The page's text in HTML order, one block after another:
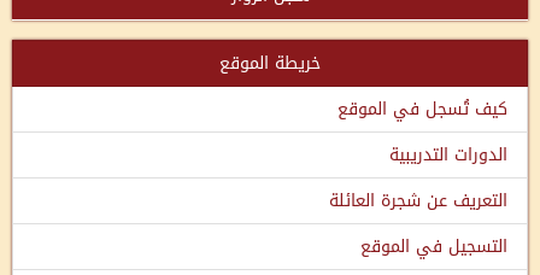
خريطة الموقع
كيف تُسجل في الموقع
الدورات التدريبية
التعريف عن شجرة العائلة
التسجيل في الموقع